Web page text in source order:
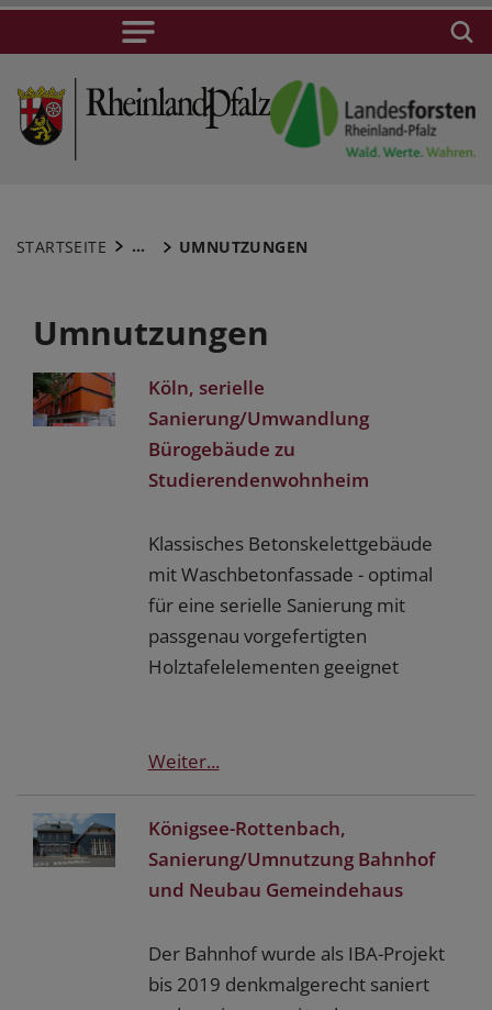
STARTSEITE ... UMNUTZUNGEN
Umnutzungen
Köln, serielle
Sanierung/Umwandlung
Bürogebäude zu
Studierendenwohnheim
Klassisches Betonskelettgebäude
mit Waschbetonfassade - optimal
für eine serielle Sanierung mit
passgenau vorgefertigten
Holztafelelementen geeignet
Weiter...
Königsee-Rottenbach,
Sanierung/Umnutzung Bahnhof
und Neubau Gemeindehaus
Der Bahnhof wurde als IBA-Projekt
bis 2019 denkmalgerecht saniert